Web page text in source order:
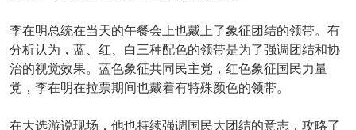
李在明总统在当天的午餐会上也戴上了象征团结的领带。有
分析认为，蓝、红、白三种配色的领带是为了强调团结和协
治的视觉效果。蓝色象征共同民主党，红色象征国民力量
党，李在明在拉票期间也戴着有特殊颜色的领带。
在大选游说现场，他也持续强调国民大团结的意志，攻略了